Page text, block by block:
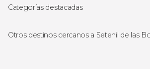
Categorías destacadas
Otros destinos cercanos a Setenil de las